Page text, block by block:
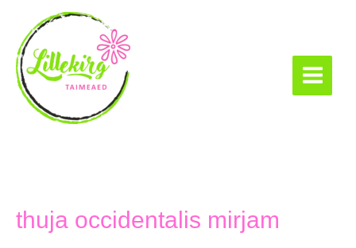
content
thuja occidentalis mirjam